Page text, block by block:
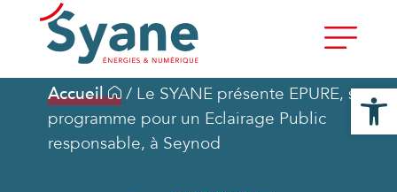
Accueil / Le SYANE présente EPURE, son
programme pour un Eclairage Public
responsable, à Seynod
Ouvrir